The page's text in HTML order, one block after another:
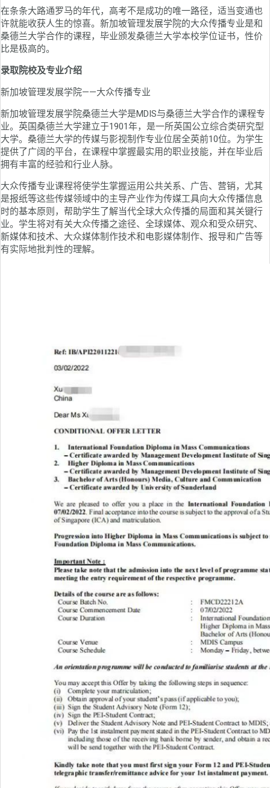
在条条大路通罗马的年代，高考不是成功的唯一路径，适当变通也
许就能收获人生的惊喜。新加坡管理发展学院的大众传播专业是和
桑德兰大学合作的课程，毕业颁发桑德兰大学本校学位证书，性价
比是极高的。
录取院校及专业介绍
新加坡管理发展学院——大众传播专业
新加坡管理发展学院桑德兰大学是MDIS与桑德兰大学合作的课程专
业。英国桑德兰大学建立于1901年，是一所英国公立综合类研究型
大学。桑德兰大学的传媒与影视制作专业位居全英前10位。为学生
提供了广阔的平台，在课程中掌握最实用的职业技能，并在毕业后
拥有丰富的经验和行业人脉。
大众传播专业课程将使学生掌握运用公共关系、广告、营销，尤其
是报纸等这些传媒领域中的主导产业作为传媒工具向大众传播信息
时的基本原则，帮助学生了解当代全球大众传播的局面和其关键行
业。学生将对有关大众传播之途径、全球媒体、观众和受众研究、
新媒体和技术、大众媒体制作技术和电影媒体制作、报导和广告等
有实际地批判性的理解。